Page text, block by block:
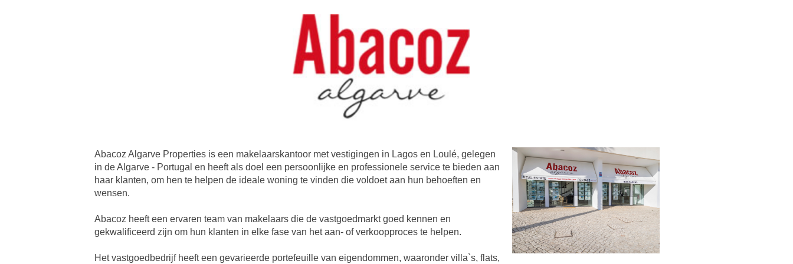
Abacoz Algarve Properties is een makelaarskantoor met vestigingen in Lagos en Loulé, gelegen
in de Algarve - Portugal en heeft als doel een persoonlijke en professionele service te bieden aan
haar klanten, om hen te helpen de ideale woning te vinden die voldoet aan hun behoeften en
wensen.
Abacoz heeft een ervaren team van makelaars die de vastgoedmarkt goed kennen en
gekwalificeerd zijn om hun klanten in elke fase van het aan- of verkoopproces te helpen.
Het vastgoedbedrijf heeft een gevarieerde portefeuille van eigendommen, waaronder villa`s, flats,